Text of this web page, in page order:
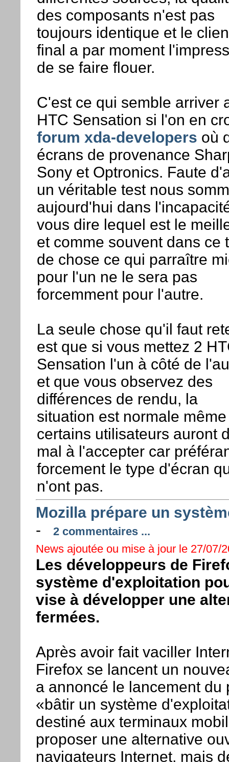
des composants n'est pas
toujours identique et le
final a par moment
de se faire flouer.
C'est ce qui semble arriver
HTC Sensation si l'on en
forum xda-developers où
écrans de provenance
Sony et Optronics. Faute
un véritable test nous
aujourd'hui dans
vous dire lequel est le
et comme souvent dans ce
de chose ce qui parraître
pour l'un ne le sera pas
forcemment pour l'autre.
La seule chose qu'il faut
est que si vous mettez 2
Sensation l'un à côté de
et que vous observez des
différences de rendu, la
situation est normale
certains utilisateurs auront
mal à l'accepter car
forcement le type d'écran
n'ont pas.
Mozilla prépare un
-
2 commentaires ...
News ajoutée ou mise à jour le 27/07/
Les développeurs de
système d'exploitation
vise à développer une
fermées.
Après avoir fait vaciller
Firefox se lancent un
a annoncé le lancement du
«bâtir un système
destiné aux terminaux
proposer une alternative
navigateurs Internet, mais